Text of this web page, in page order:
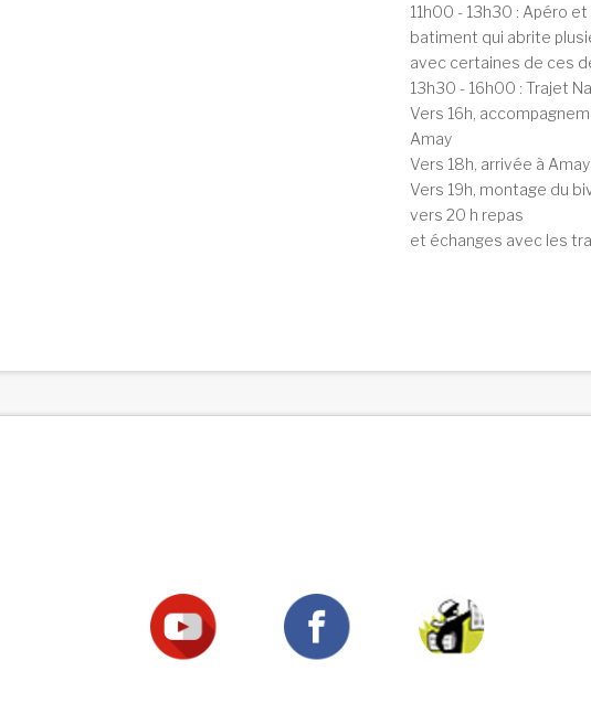
11h00 - 13h30 : Apéro
batiment qui abrite
avec certaines de ces
13h30 - 16h00 : Trajet
Vers 16h,
Amay
Vers 18h, arrivée à Amay
Vers 19h, montage du
vers 20 h repas
et échanges avec les